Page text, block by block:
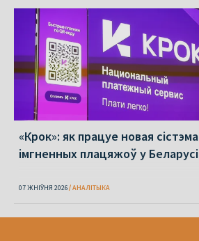
«Крок»: як працуе новая сістэма
імгненных плацяжоў у Беларусі
07 ЖНІЎНЯ 2026 АНАЛІТЫКА